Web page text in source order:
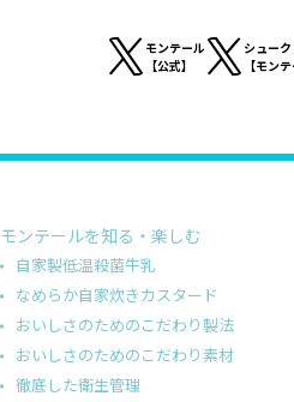
モンテール
【公式】
シュー
【モン
モンテールを知る・楽しむ
自家製低温殺菌牛乳
なめらか自家炊きカスタード
おいしさのためのこだわり製法
おいしさのためのこだわり素材
徹底した衛生管理